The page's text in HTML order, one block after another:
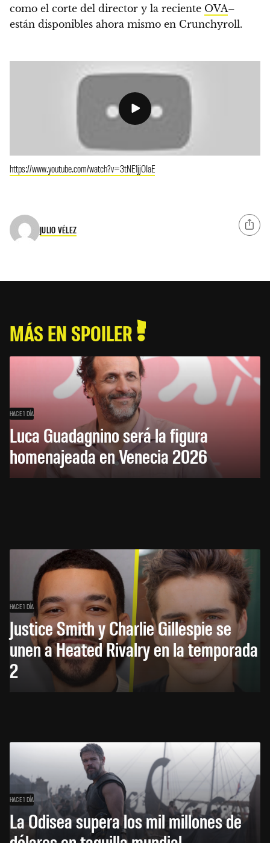
como el corte del director y la reciente OVA–
están disponibles ahora mismo en Crunchyroll.
https://www.youtube.com/watch?v=3tNE1jjOIaE
JULIO VÉLEZ
MÁS EN SPOILER
HACE 1 DÍA
Luca Guadagnino será la figura
homenajeada en Venecia 2026
HACE 1 DÍA
Justice Smith y Charlie Gillespie se
unen a Heated Rivalry en la temporada
2
HACE 1 DÍA
La Odisea supera los mil millones de